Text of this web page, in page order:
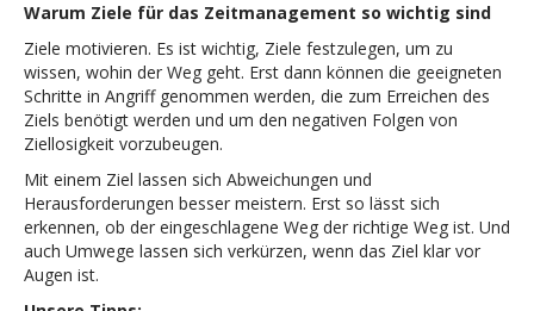
Warum Ziele für das Zeitmanagement so wichtig sind
Ziele motivieren. Es ist wichtig, Ziele festzulegen, um zu
wissen, wohin der Weg geht. Erst dann können die geeigneten
Schritte in Angriff genommen werden, die zum Erreichen des
Ziels benötigt werden und um den negativen Folgen von
Ziellosigkeit vorzubeugen.
Mit einem Ziel lassen sich Abweichungen und
Herausforderungen besser meistern. Erst so lässt sich
erkennen, ob der eingeschlagene Weg der richtige Weg ist. Und
auch Umwege lassen sich verkürzen, wenn das Ziel klar vor
Augen ist.